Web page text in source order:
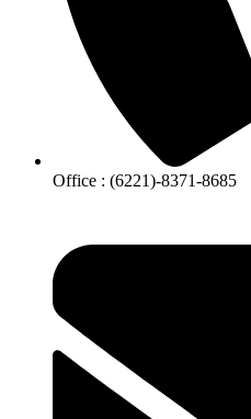
Office : (6221)-8371-8685